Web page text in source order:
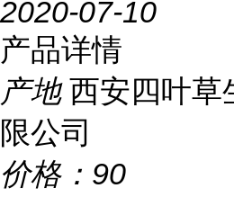
2020-07-10
产品详情
产地 西安四叶草
限公司
价格： 90